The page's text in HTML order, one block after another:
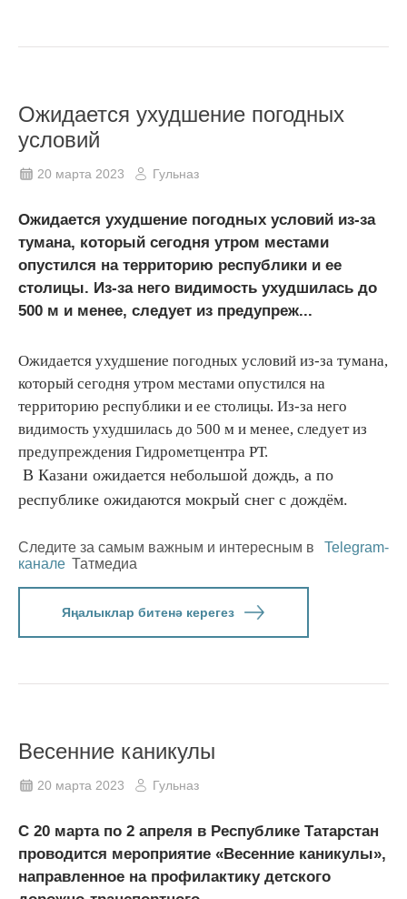
Ожидается ухудшение погодных
условий
20 марта 2023 Гульназ
Ожидается ухудшение погодных условий из-за
тумана, который сегодня утром местами
опустился на территорию республики и ее
столицы. Из-за него видимость ухудшилась до
500 м и менее, следует из предупреж...
Ожидается ухудшение погодных условий из-за тумана,
который сегодня утром местами опустился на
территорию республики и ее столицы. Из-за него
видимость ухудшилась до 500 м и менее, следует из
предупреждения Гидрометцентра РТ.
В Казани ожидается небольшой дождь, а по
республике ожидаются мокрый снег с дождём.
Следите за самым важным и интересным в
Telegram-
канале Татмедиа
Яңалыклар битенә керегез
Весенние каникулы
20 марта 2023 Гульназ
С 20 марта по 2 апреля в Республике Татарстан
проводится мероприятие «Весенние каникулы»,
направленное на профилактику детского